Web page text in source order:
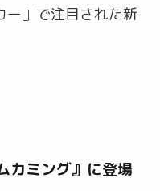
ー』で注目された新
カミング』に登場